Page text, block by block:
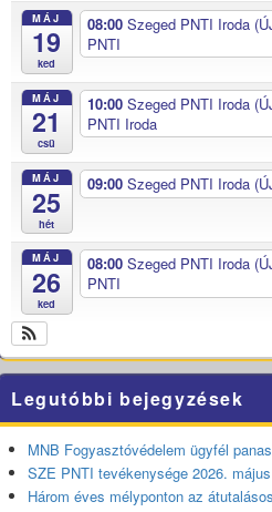
MÁJ
19
ked
08:00 Szeged PNTI Iroda
PNTI
MÁJ
21
csü
10:00 Szeged PNTI Iroda
PNTI Iroda
MÁJ
25
hét
09:00 Szeged PNTI Iroda
MÁJ
26
ked
08:00 Szeged PNTI Iroda
PNTI
Legutóbbi bejegyzések
MNB Fogyasztóvédelem ügyfél
SZE PNTI tevékenysége 2026.
Három éves mélyponton az